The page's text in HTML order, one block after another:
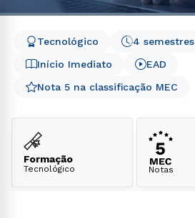
Início Imediato
Nota 5 na classificação MEC
4 semestres
Tecnológico
EAD
Formação
Tecnológico Notas